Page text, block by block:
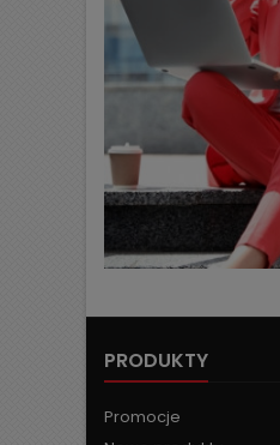
PRODUKTY
Promocje